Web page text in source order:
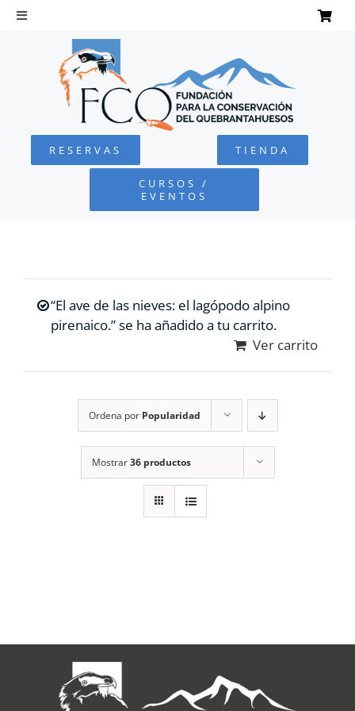
Saltar
Toggle
Navigation
QUEBRANTAHUESOS
FUNDACIÓN
COLABORA
RECURSOS
CONTACTO
RESERVAS TIENDA
CURSOS /
EVENTOS
“El ave de las nieves: el lagópodo alpino
pirenaico.” se ha añadido a tu carrito.
Ver carrito
Ordena por Popularidad
Mostrar36 productos